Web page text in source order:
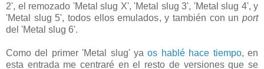
2', el remozado 'Metal slug X', 'Metal slug 3', 'Metal slug 4', y
'Metal slug 5', todos ellos emulados, y también con un port
del 'Metal slug 6'.
Como del primer 'Metal slug' yaos hablé hace tiempo, en
esta entrada me centraré en el resto de versiones que se